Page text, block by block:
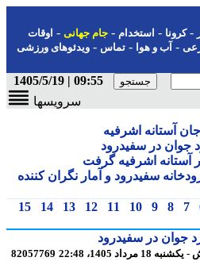
-استخدام- جام جهانی-اوقات
آب و هوا-تماس-ویدئوهای ورزشی
09:55 | 1405/5/19
سرویسها
اشرفیه
در سفیدرود
اشرفیه گرفت
در رودخانه سفیدرود و آمار نگران کننده
8
9
10
11
12
13
14
15
در سفیدرود
82057769